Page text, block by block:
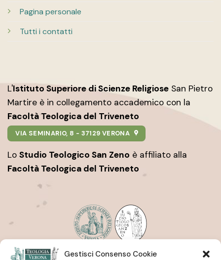
Gestisci Consenso Cookie
Pagina personale
Tutti i contatti
L'Istituto Superiore di Scienze Religiose San Pietro
Martire è in collegamento accademico con la
Facoltà Teologica del Triveneto
VIA SEMINARIO, 8 - 37129 VERONA
Lo Studio Teologico San Zeno è affiliato alla
Facoltà Teologica del Triveneto